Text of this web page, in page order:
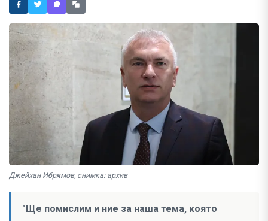
Джейхан Ибрямов, снимка: архив
"Ще помислим и ние за наша тема, която